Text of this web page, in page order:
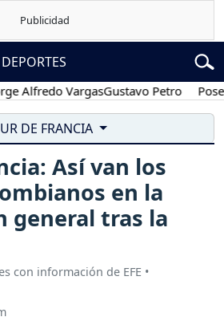
DEPORTES
VargasGustavo Petro Posesión
DE FRANCIA
Así van los
en la
general tras la
con información de EFE •